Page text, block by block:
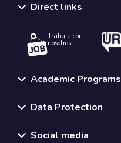
Direct links
Trabaja con
nosotros.
Academic Programs
Data Protection
Social media